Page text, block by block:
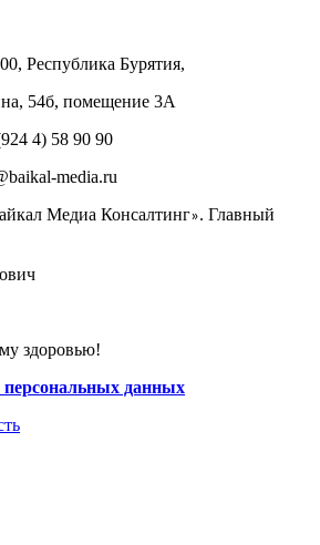
Республика Бурятия,
54б, помещение 3А
4) 58 90 90
media.ru
Медиа Консалтинг». Главный
здоровью!
данных